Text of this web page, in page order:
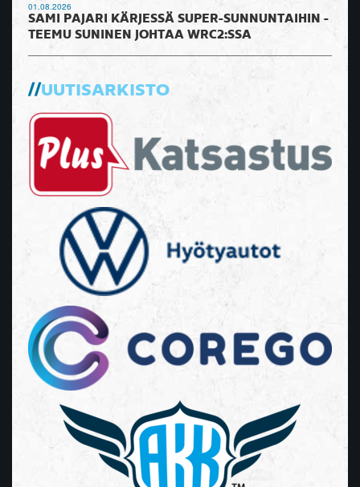
01.08.2026
SAMI PAJARI KÄRJESSÄ SUPER-SUNNUNTAIHIN -
TEEMU SUNINEN JOHTAA WRC2:SSA
UUTISARKISTO